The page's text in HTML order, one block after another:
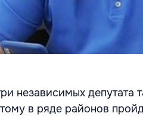
независимых депутата
в ряде районов